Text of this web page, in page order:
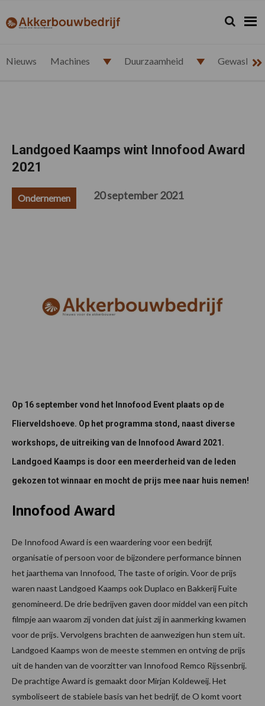
de
de
de
de
akkerbouwbedrijf.nl Zoeken...
Zoek
Nieuws Machines Duurzaamheid
Landgoed Kaamps wint Innofood Award
2021
Ondernemen 20 september 2021
Op 16 september vond het Innofood Event plaats op de
Flierveldshoeve. Op het programma stond, naast diverse
workshops, de uitreiking van de Innofood Award 2021.
Landgoed Kaamps is door een meerderheid van de leden
gekozen tot winnaar en mocht de prijs mee naar huis nemen!
Innofood Award
De Innofood Award is een waardering voor een bedrijf,
organisatie of persoon voor de bijzondere performance binnen
het jaarthema van Innofood, The taste of origin. Voor de prijs
waren naast Landgoed Kaamps ook Duplaco en Bakkerij Fuite
genomineerd. De drie bedrijven gaven door middel van een pitch
filmpje aan waarom zij vonden dat juist zij in aanmerking kwamen
voor de prijs. Vervolgens brachten de aanwezigen hun stem uit.
Landgoed Kaamps won de meeste stemmen en ontving de prijs
uit de handen van de voorzitter van Innofood Remco Rijssenbrij.
De prachtige Award is gemaakt door Mirjan Koldeweij. Het
symboliseert de stabiele basis van het bedrijf, de O komt voort